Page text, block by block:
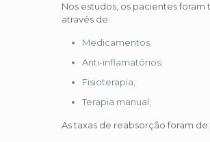
Nos estudos, os pacientes foram
através de:
Medicamentos;
Anti-inflamatórios;
Fisioterapia;
Terapia manual;
As taxas de reabsorção foram de: